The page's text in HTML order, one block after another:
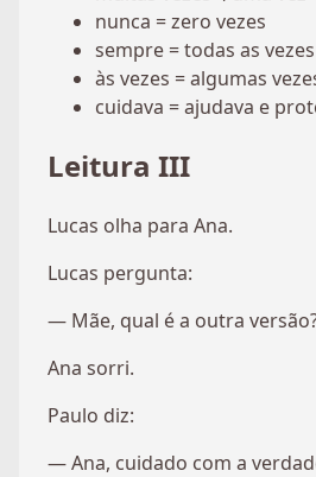
nunca = zero vezes
sempre = todas as vezes
às vezes = algumas
cuidava = ajudava e
Leitura III
Lucas olha para Ana.
Lucas pergunta:
— Mãe, qual é a outra
Ana sorri.
Paulo diz:
— Ana, cuidado com a